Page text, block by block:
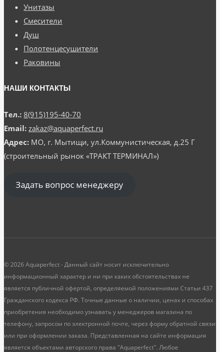
Унитазы
Смесители
Душ
Полотенцесушители
Раковины
НАШИ КОНТАКТЫ
Тел.: 8(915)195-40-70
Email: zakaz@aquaperfect.ru
Адрес: МО, г. Мытищи, ул.Коммунистическая, д.25 Г
(строительный рынок «ТРАКТ ТЕРМИНАЛ»)
Задать вопрос менеджеру
© 2026 Aquaperfect - Данный сайт носит исключительно
информационный характер и ни при каких обстоятельствах не
является публичной офертой, определяемой положениями Статьи 437
Гражданского кодекса РФ. Точные данные о наличии, ценах и способах
приобретения необходимо узнавать у менеджеров магазина по
телефону, запросом по электронной почте, через форму обратной связи
или при оформлении заказа. Представленная на сайте информация
является объектами авторского права "Aquaperfect". Любое